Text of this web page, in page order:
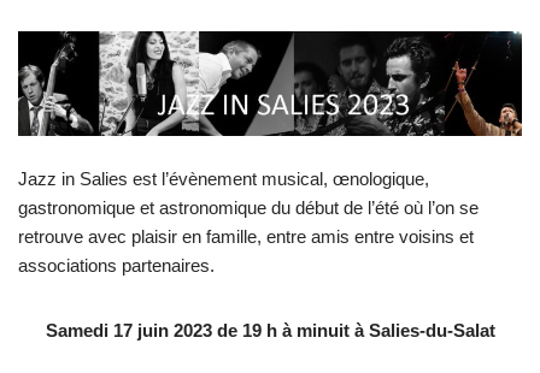
Jazz in Salies est l’évènement musical, œnologique,
gastronomique et astronomique du début de l’été où l’on se
retrouve avec plaisir en famille, entre amis entre voisins et
associations partenaires.
Samedi 17 juin 2023 de 19 h à minuit à Salies-du-Salat